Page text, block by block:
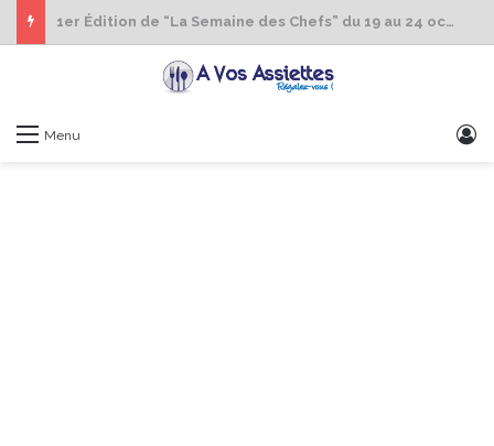
1er Édition de “La Semaine des Chefs” du 19 au 24 octobre 2026
Menu